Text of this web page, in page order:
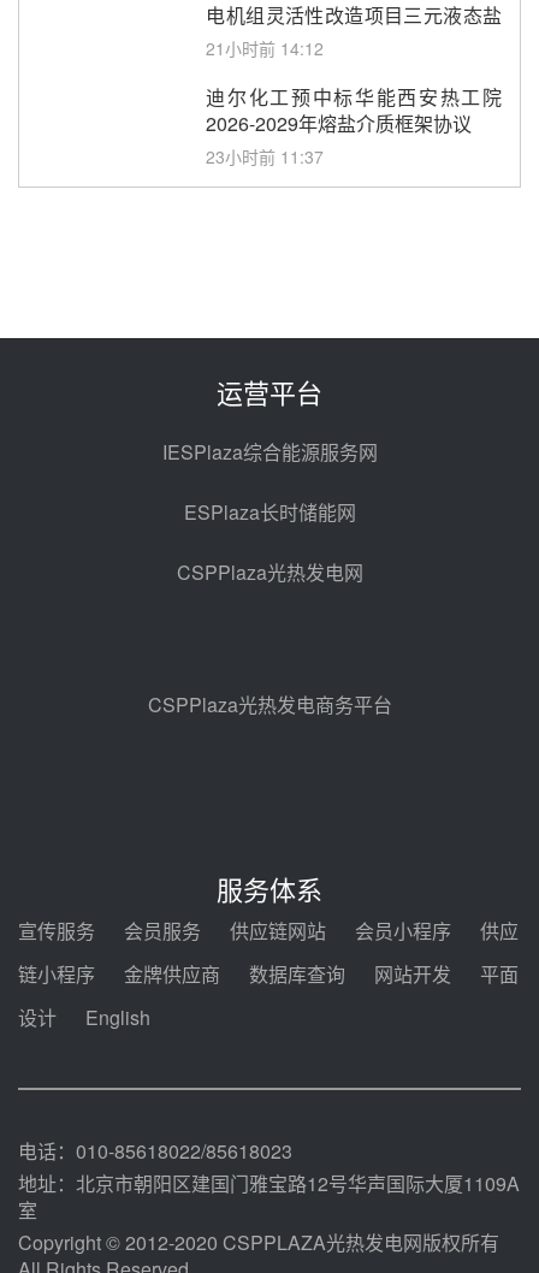
电机组灵活性改造项目三元液态盐
采购合同
21小时前 14:12
迪尔化工预中标华能西安热工院
2026-2029年熔盐介质框架协议
23小时前 11:37
规模化助力构建绿色低碳电力供给
架协议项目中标候选人公示
350MW光热大基地建设提速！哈
锅中标格尔木项目蒸汽发生系统
前天 08-04 09:54
前天 08-04 09:27
目海南州香加#1储能工程EPC总承
包项目设备采购
河北金悦弘千中标重能新疆天山北
麓100MW光热发电项目用“碳钢、
100MW光热发电项目管件采购
运营平台
IESPlaza综合能源服务网
ESPlaza长时储能网
CSPPlaza光热发电网
CSPPlaza光热发电商务平台
服务体系
宣传服务 会员服务 供应链网站 会员小程序
供应
链小程序
金牌供应商 数据库查询 网站开发
平面
设计
English
电话：010-85618022/85618023
地址：北京市朝阳区建国门雅宝路12号华声国际大厦1109A
室
Copyright © 2012-2020 CSPPLAZA光热发电网版权所有